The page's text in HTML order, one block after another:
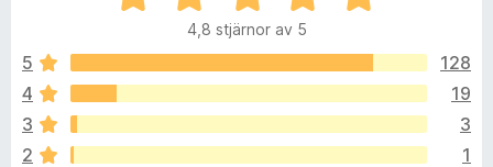
d
e
i
l
ä
g
g
n
s
y
s
t
4,8 stjärnor av 5
5
128
4
19
3
3
2
1